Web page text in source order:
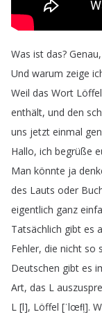
Was ist das? Genau,
Und warum zeige
Weil das Wort Löffel
enthält, und den
uns jetzt einmal
Hallo, ich begrüße
Man könnte ja
des Lauts oder
eigentlich ganz
Tatsächlich gibt es
Fehler, die nicht so
Deutschen gibt es
Art, das L
L [l], Löffel [ˈlœfl̩].